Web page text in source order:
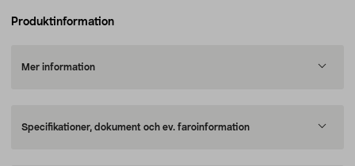
Produktinformation
Mer information
Specifikationer, dokument och ev. faroinformation